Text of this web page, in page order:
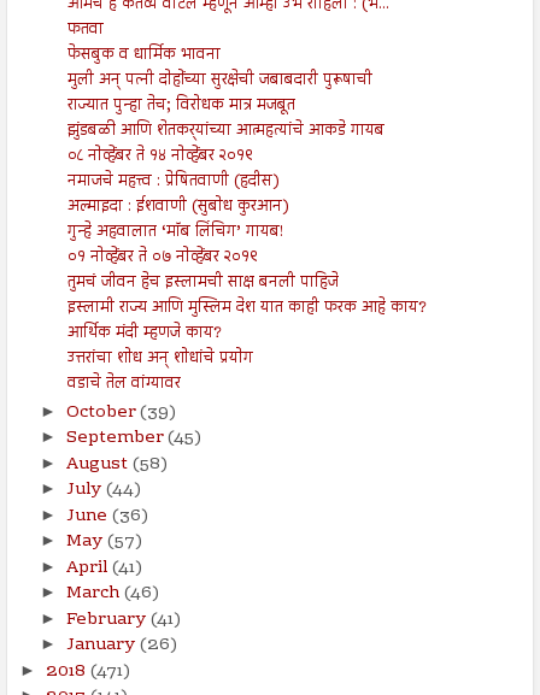
फतवा
फेसबुक व धार्मिक भावना
मुली अन् पत्नी दोहोंच्या सुरक्षेची जबाबदारी पुरूषाची
राज्यात पुन्हा तेच; विरोधक मात्र मजबूत
झुंडबळी आणि शेतकर्‍यांच्या आत्महत्यांचे आकडे गायब
०८ नोव्हेंबर ते १४ नोव्हेंबर २०१९
नमाजचे महत्त्व : प्रेषितवाणी (हदीस)
अल्माइदा : ईशवाणी (सुबोध कुरआन)
गुन्हे अहवालात ‘मॉब लिंचिग’ गायब!
०१ नोव्हेंबर ते ०७ नोव्हेंबर २०१९
तुमचं जीवन हेच इस्लामची साक्ष बनली पाहिजे
इस्लामी राज्य आणि मुस्लिम देश यात काही फरक आहे काय?
आर्थिक मंदी म्हणजे काय?
उत्तरांचा शोध अन् शोधांचे प्रयोग
वडाचे तेल वांग्यावर
► October(39)
► September(45)
► August(58)
► July(44)
► June (36)
► May(57)
► April(41)
► March(46)
► February(41)
► January(26)
► 2018 (471)